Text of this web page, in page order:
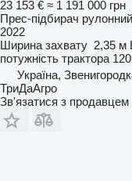
23 153 € ≈ 1 191 000 грн
Прес-підбирач рулонний
2022
Ширина захвату 2,35 м
потужність трактора
Україна,
ТриДаАгро
Зв'язатися з продавцем